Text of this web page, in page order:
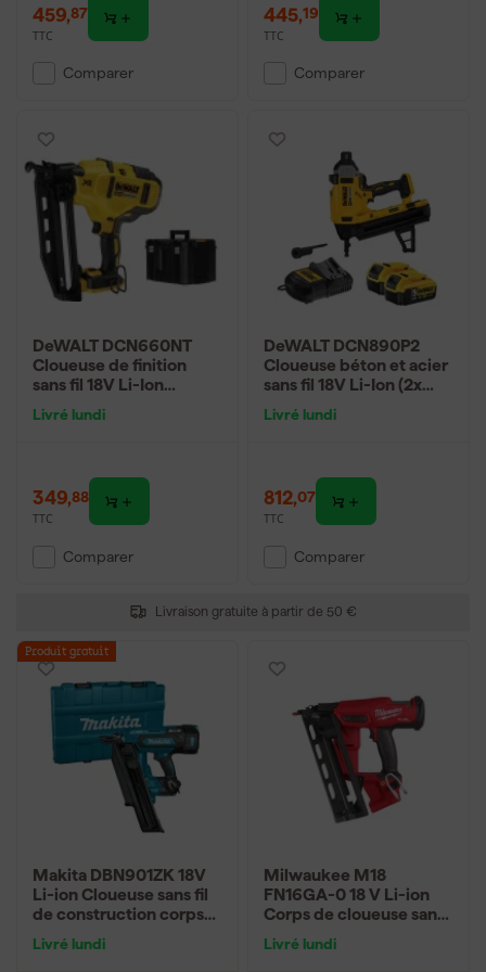
Livraison gratuite à partir de 50 €
459,87
TTC
Comparer
445,19
TTC
Comparer
DeWALT DCN660NT
Cloueuse de finition
sans fil 18V Li-Ion
TSTAK - moteur
Livré lundi
349,88
TTC
Comparer
DeWALT DCN890P2
Cloueuse béton et acier
sans fil 18V Li-Ion (2x
coffret
Livré lundi
812,07
TTC
Comparer
Produit gratuit
Makita DBN901ZK 18V
Li-ion Cloueuse sans fil
de construction corps
- Clous à tête ronde
Livré lundi
Milwaukee M18
FN16GA-0 18 V Li-ion
Corps de cloueuse sans
Livré lundi